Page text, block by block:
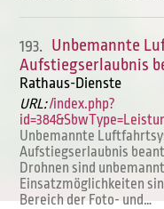
193. Unbemannte
Aufstiegserlaubnis
Rathaus-Dienste
URL:/index.php?
Unbemannte
Aufstiegserlaubnis
Drohnen sind
Einsatzmöglichkeiten
Bereich der Foto- und…